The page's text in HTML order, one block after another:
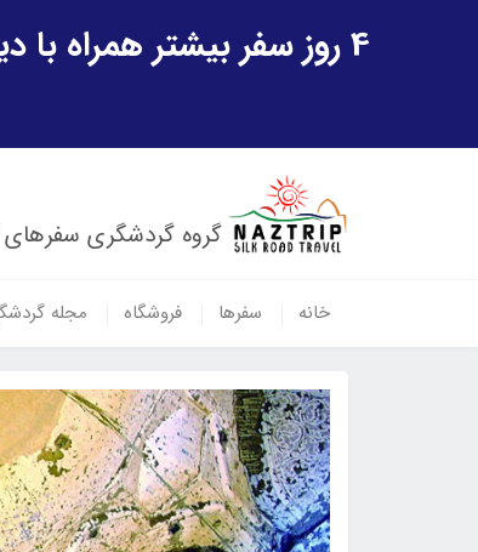
4 روز سفر بیشتر همراه با دیدار از شهر تاریخی خیوه و یک پرواز داخلی ازبکستان هدیه ویژه سفر شهریورماه
گروه گردشگری سفرهای
خانه سفرها فروشگاه مجله